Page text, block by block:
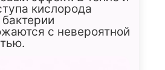
кислорода
с невероятной